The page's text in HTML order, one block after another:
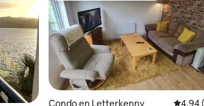
Condo en Letterkenny
4.94